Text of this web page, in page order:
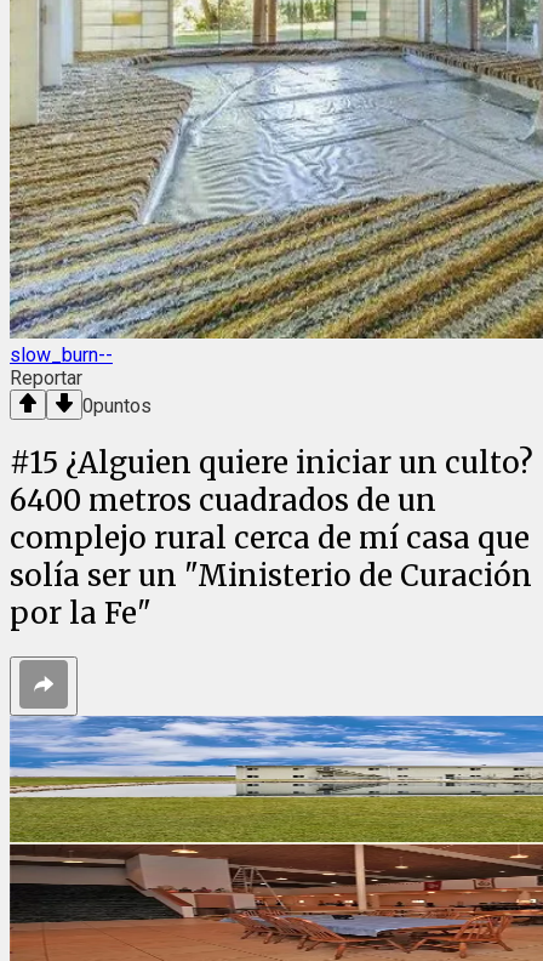
slow_burn--
Reportar
0puntos
#15 ¿Alguien quiere iniciar un culto?
6400 metros cuadrados de un
complejo rural cerca de mí casa que
solía ser un "Ministerio de Curación
por la Fe"